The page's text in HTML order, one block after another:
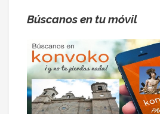
Búscanos en tu móvil